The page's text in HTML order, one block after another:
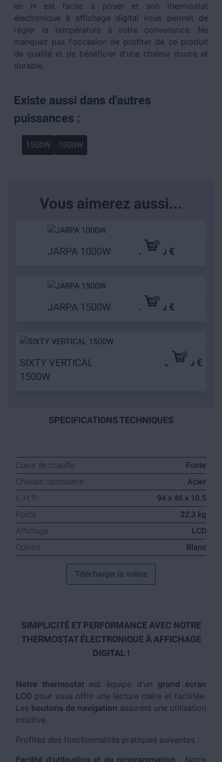
en H est facile à poser et son thermostat
électronique à affichage digital vous permet de
régler la température à votre convenance. Ne
manquez pas l'occasion de profiter de ce produit
de qualité et de bénéficier d'une chaleur douce et
durable.
Existe aussi dans d'autres
puissances :
1500W 1000W
Vous aimerez aussi...
JARPA 1000W 149,90 €
JARPA 1500W 179,90 €
SIXTY VERTICAL
1500W
369,90 €
SPECIFICATIONS TECHNIQUES
Coeur de chauffe
Fonte
Chassis carrosserie
Acier
L, H, P
94 x 46 x 10.5
Poids
22.3 kg
Affichage
LCD
Coloris
Blanc
Télécharger la notice
SIMPLICITÉ ET PERFORMANCE AVEC NOTRE
THERMOSTAT ÉLECTRONIQUE À AFFICHAGE
DIGITAL !
Notre thermostat est équipé d'un grand écran
LCD pour vous offrir une lecture claire et facilitée.
Les boutons de navigation assurent une utilisation
intuitive.
Profitez des fonctionnalités pratiques suivantes :
Facilité d'utilisation et de programmation : Notre